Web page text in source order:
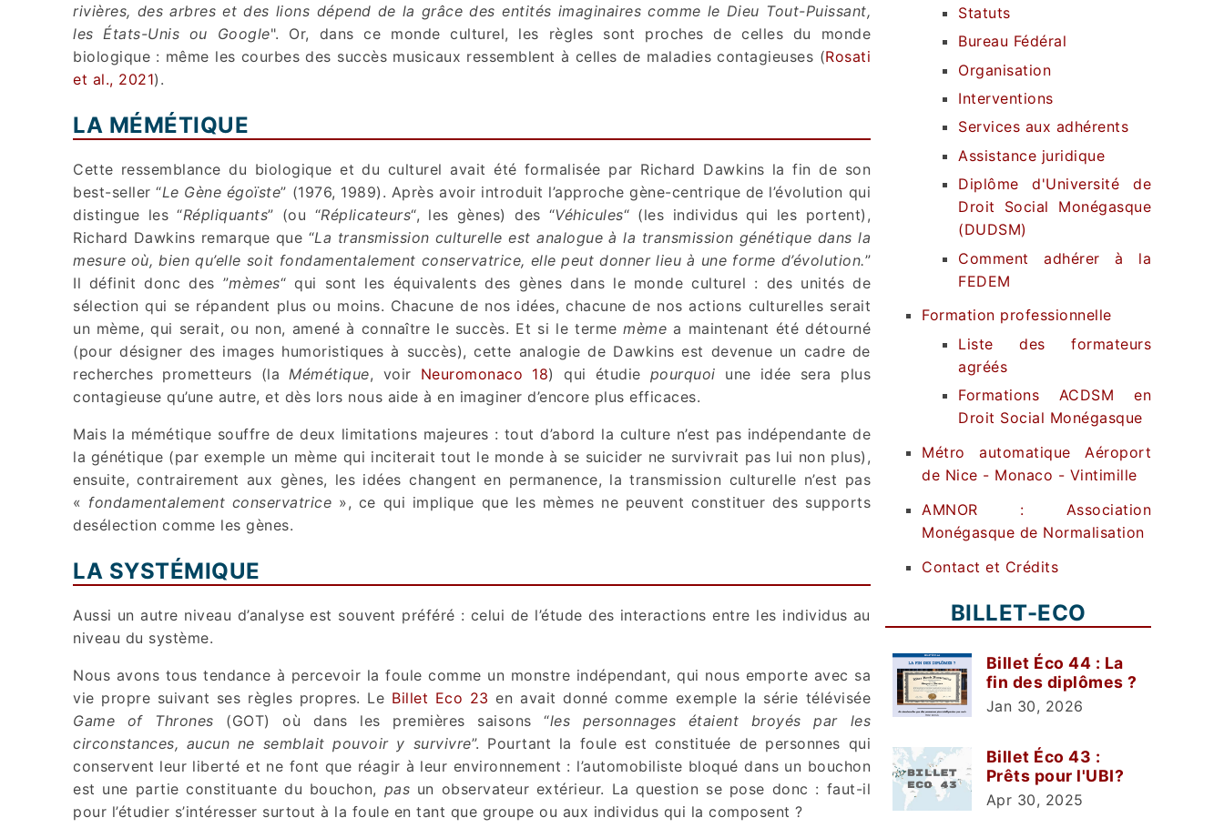
rivières, des arbres et des lions dépend de la grâce des entités imaginaires comme le Dieu Tout-Puissant,
les États-Unis ou Google". Or, dans ce monde culturel, les règles sont proches de celles du monde
biologique : même les courbes des succès musicaux ressemblent à celles de maladies contagieuses (Rosati
et al., 2021).
LA MÉMÉTIQUE
Cette ressemblance du biologique et du culturel avait été formalisée par Richard Dawkins la fin de son
best-seller “Le Gène égoïste” (1976, 1989). Après avoir introduit l’approche gène-centrique de l’évolution qui
distingue les “Répliquants” (ou “Réplicateurs“, les gènes) des “Véhicules“ (les individus qui les portent),
Richard Dawkins remarque que “La transmission culturelle est analogue à la transmission génétique dans la
mesure où, bien qu’elle soit fondamentalement conservatrice, elle peut donner lieu à une forme d’évolution.”
Il définit donc des ”mèmes“ qui sont les équivalents des gènes dans le monde culturel : des unités de
sélection qui se répandent plus ou moins. Chacune de nos idées, chacune de nos actions culturelles serait
un mème, qui serait, ou non, amené à connaître le succès. Et si le termemème a maintenant été détourné
(pour désigner des images humoristiques à succès), cette analogie de Dawkins est devenue un cadre de
recherches prometteurs (la Mémétique, voir Neuromonaco 18) qui étudie pourquoi une idée sera plus
contagieuse qu’une autre, et dès lors nous aide à en imaginer d’encore plus efficaces.
Mais la mémétique souffre de deux limitations majeures : tout d’abord la culture n’est pas indépendante de
la génétique (par exemple un mème qui inciterait tout le monde à se suicider ne survivrait pas lui non plus),
ensuite, contrairement aux gènes, les idées changent en permanence, la transmission culturelle n’est pas
« fondamentalement conservatrice », ce qui implique que les mèmes ne peuvent constituer des supports
desélection comme les gènes.
LA SYSTÉMIQUE
Aussi un autre niveau d’analyse est souvent préféré : celui de l’étude des interactions entre les individus au
niveau du système.
Nous avons tous tendance à percevoir la foule comme un monstre indépendant, qui nous emporte avec sa
vie propre suivant ses règles propres. Le Billet Eco 23 en avait donné comme exemple la série télévisée
Game of Thrones (GOT) où dans les premières saisons “les personnages étaient broyés par les
circonstances, aucun ne semblait pouvoir y survivre”. Pourtant la foule est constituée de personnes qui
conservent leur liberté et ne font que réagir à leur environnement : l’automobiliste bloqué dans un bouchon
est une partie constituante du bouchon, pas un observateur extérieur. La question se pose donc : faut-il
pour l’étudier s’intéresser surtout à la foule en tant que groupe ou aux individus qui la composent ?
Statuts
Bureau Fédéral
Organisation
Interventions
Services aux adhérents
Assistance juridique
Diplôme d'Université de
Droit Social Monégasque
(DUDSM)
Comment adhérer à la
FEDEM
Formation professionnelle
Liste des formateurs
agréés
Formations ACDSM en
Droit Social Monégasque
Métro automatique Aéroport
de Nice - Monaco - Vintimille
AMNOR : Association
Monégasque de Normalisation
Contact et Crédits
BILLET-ECO
Billet Éco 44 : La
fin des diplômes ?
Jan 30, 2026
Billet Éco 43 :
Prêts pour l'UBI?
Apr 30, 2025